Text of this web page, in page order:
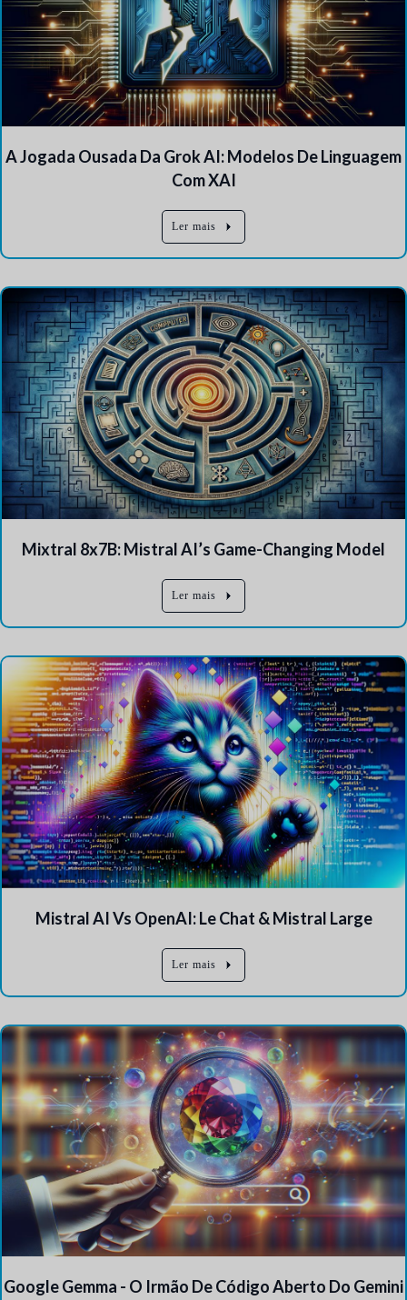
A Jogada Ousada Da Grok AI: Modelos De Linguagem
Com XAI
Ler mais
Mixtral 8x7B: Mistral AI’s Game-Changing Model
Ler mais
Mistral AI Vs OpenAI: Le Chat & Mistral Large
Ler mais
Google Gemma - O Irmão De Código Aberto Do Gemini